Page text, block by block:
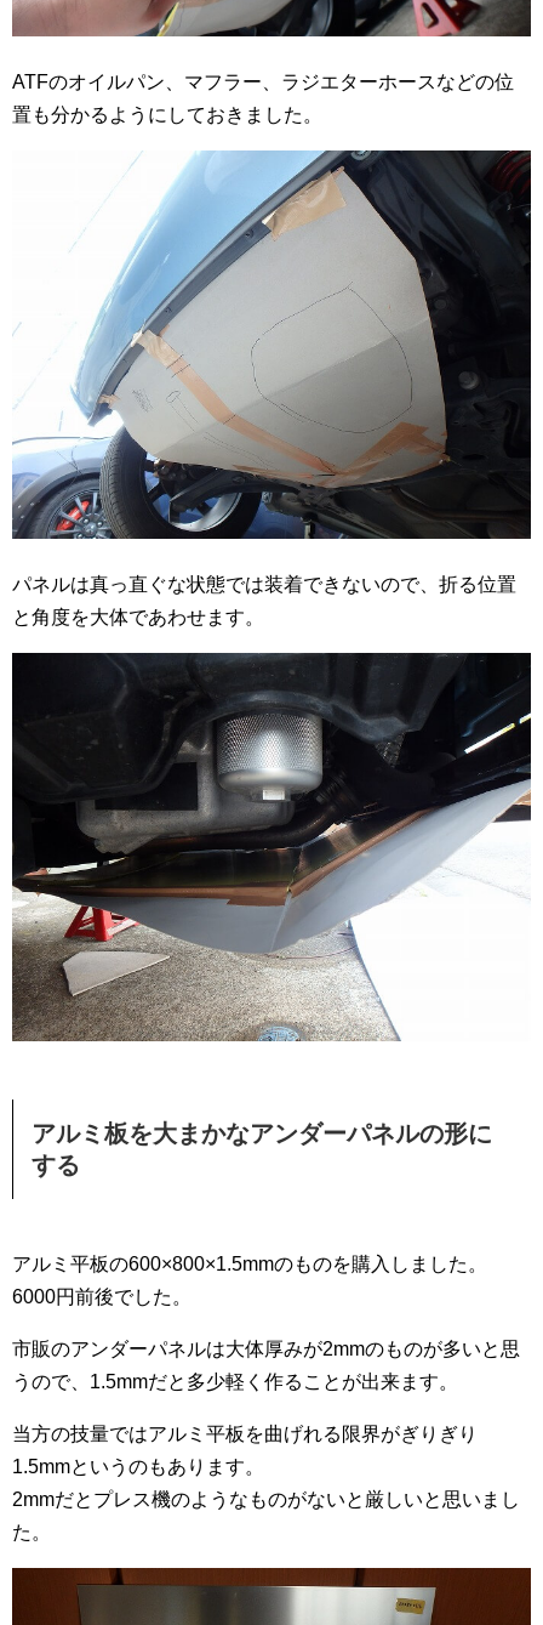
ATFのオイルパン、マフラー、ラジエターホースなどの位
置も分かるようにしておきました。
パネルは真っ直ぐな状態では装着できないので、折る位置
と角度を大体であわせます。
アルミ板を大まかなアンダーパネルの形に
する
アルミ平板の600×800×1.5mmのものを購入しました。
6000円前後でした。
市販のアンダーパネルは大体厚みが2mmのものが多いと思
うので、1.5mmだと多少軽く作ることが出来ます。
当方の技量ではアルミ平板を曲げれる限界がぎりぎり
1.5mmというのもあります。
2mmだとプレス機のようなものがないと厳しいと思いまし
た。